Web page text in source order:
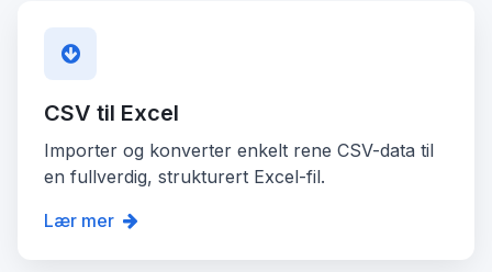
CSV til Excel
Importer og konverter enkelt rene CSV-data til
en fullverdig, strukturert Excel-fil.
Lær mer